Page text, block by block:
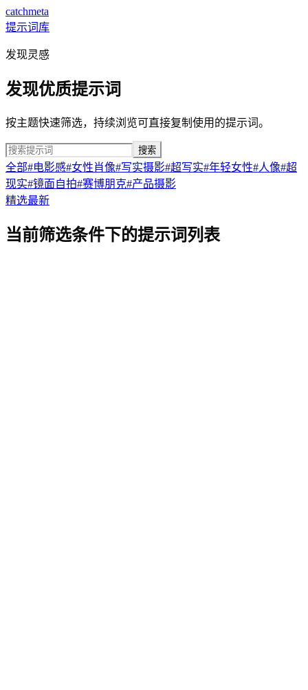
catchmeta
提示词库
发现灵感
发现优质提示词
按主题快速筛选，持续浏览可直接复制使用的提示词。
搜索
全部#电影感#女性肖像#写实摄影#超写实#年轻女性#人像#超
现实#镜面自拍#赛博朋克#产品摄影
精选最新
当前筛选条件下的提示词列表